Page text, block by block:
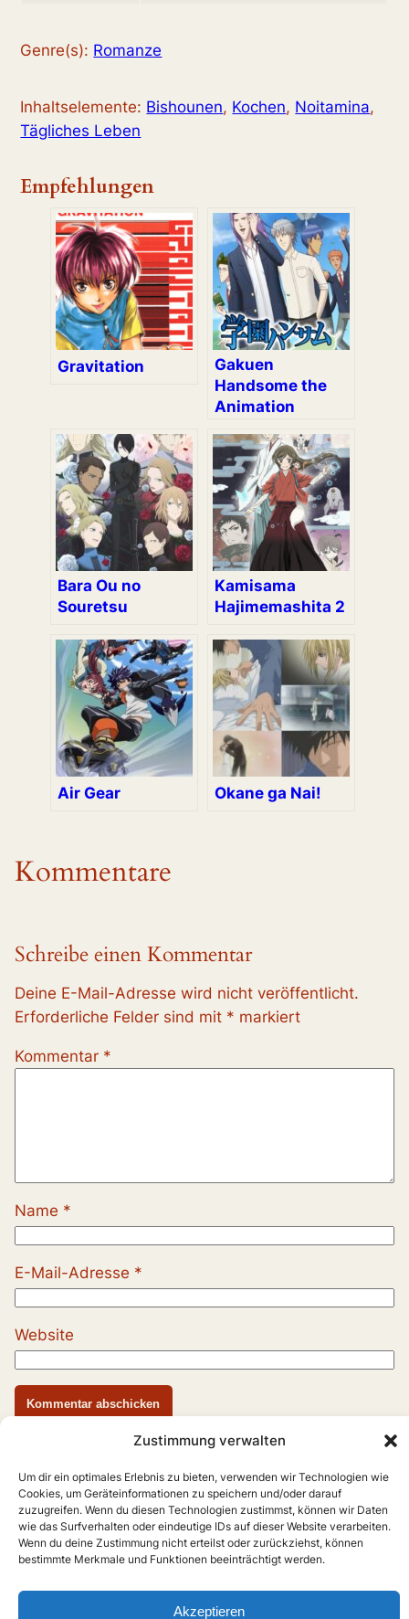
Zustimmung verwalten
Um dir ein optimales Erlebnis zu bieten, verwenden wir Technologien wie
Cookies, um Geräteinformationen zu speichern und/oder darauf
zuzugreifen. Wenn du diesen Technologien zustimmst, können wir Daten
wie das Surfverhalten oder eindeutige IDs auf dieser Website verarbeiten.
Wenn du deine Zustimmung nicht erteilst oder zurückziehst, können
bestimmte Merkmale und Funktionen beeinträchtigt werden.
Akzeptieren
Genre(s): Romanze
Inhaltselemente: Bishounen, Kochen, Noitamina,
Tägliches Leben
Empfehlungen
Gravitation
Gakuen
Handsome the
Animation
Bara Ou no
Souretsu
Kamisama
Hajimemashita 2
Air Gear Okane ga Nai!
Kommentare
Schreibe einen Kommentar
Deine E-Mail-Adresse wird nicht veröffentlicht.
Erforderliche Felder sind mit * markiert
Kommentar *
Name *
E-Mail-Adresse *
Website